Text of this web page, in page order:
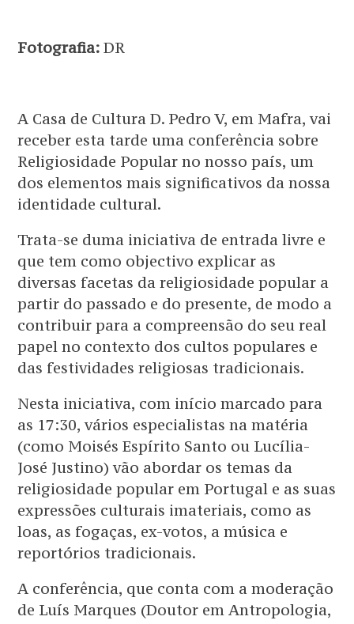
Fotografia:DR
A Casa de Cultura D. Pedro V, em Mafra, vai
receber esta tarde uma conferência sobre
Religiosidade Popular no nosso país, um
dos elementos mais significativos da nossa
identidade cultural.
Trata-se duma iniciativa de entrada livre e
que tem como objectivo explicar as
diversas facetas da religiosidade popular a
partir do passado e do presente, de modo a
contribuir para a compreensão do seu real
papel no contexto dos cultos populares e
das festividades religiosas tradicionais.
Nesta iniciativa, com início marcado para
as 17:30, vários especialistas na matéria
(como Moisés Espírito Santo ou Lucília-
José Justino) vão abordar os temas da
religiosidade popular em Portugal e as suas
expressões culturais imateriais, como as
loas, as fogaças, ex-votos, a música e
reportórios tradicionais.
A conferência, que conta com a moderação
de Luís Marques (Doutor em Antropologia,